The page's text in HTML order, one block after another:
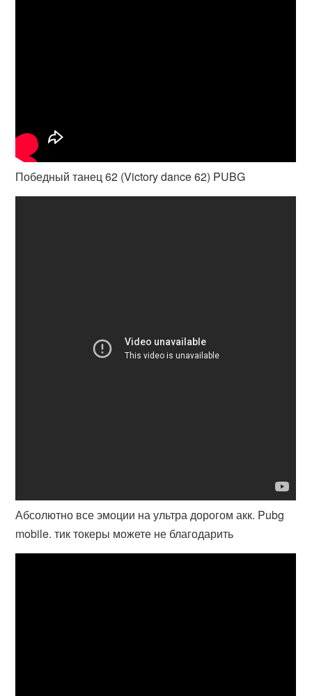
Победный танец 62 (Victory dance 62) PUBG
Абсолютно все эмоции на ультра дорогом акк. Pubg
mobile. тик токеры можете не благодарить